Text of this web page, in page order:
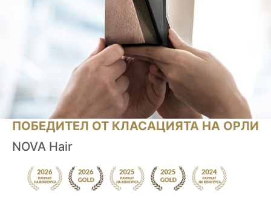
ПОБЕДИТЕЛ ОТ КЛАСАЦИЯТА НА ОРЛИ
NOVA Hair